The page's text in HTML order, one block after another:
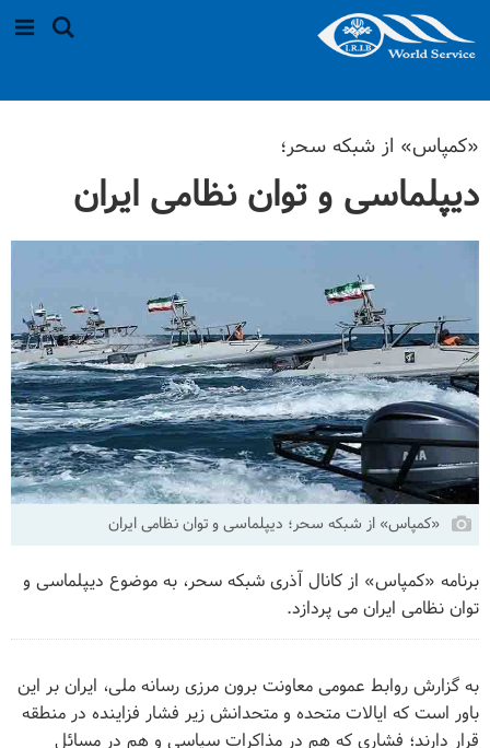
«کمپاس» از شبکه سحر؛
دیپلماسی و توان نظامی ایران
«کمپاس» از شبکه سحر؛ دیپلماسی و توان نظامی ایران
برنامه «کمپاس» از کانال آذری شبکه سحر، به موضوع دیپلماسی و
توان نظامی ایران می پردازد.
به گزارش روابط عمومی معاونت برون مرزی رسانه ملی، ایران بر این
باور است که ایالات متحده و متحدانش زیر فشار فزاینده در منطقه
قرار دارند؛ فشاری که هم در مذاکرات سیاسی و هم در مسائل